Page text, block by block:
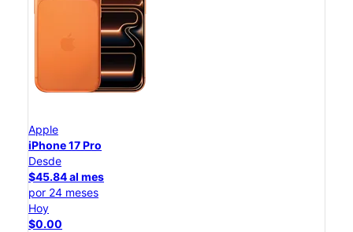
Apple
iPhone 17 Pro
Desde
$45.84 al mes
por 24 meses
Hoy
$0.00